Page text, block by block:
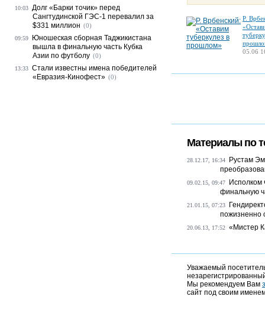
Р.
05.06
Материалы по
28.12.17, 16:34
Рустам
09.02.15, 09:47
Исполком
финальную
21.01.15, 07:23
пожизненно
20.06.13, 17:52 «Мистер
Уважаемый
Мы рекомендуем Вам
сайт под своим
10:03 Долг «Барки точик» перед
Сангтудинской ГЭС-1 перевалил за
$331 миллион (0)
09:59
Юношеская сборная Таджикистана
вышла в финальную часть Кубка
Азии по футболу (0)
13:33 Стали известны имена победителей
«Евразия-Кинофест» (0)